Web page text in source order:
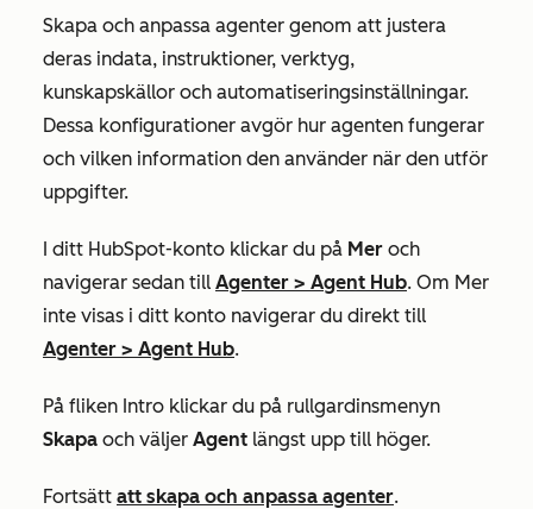
Skapa och anpassa agenter genom att justera
deras indata, instruktioner, verktyg,
kunskapskällor och automatiseringsinställningar.
Dessa konfigurationer avgör hur agenten fungerar
och vilken information den använder när den utför
uppgifter.
I ditt HubSpot-konto klickar du på Mer och
navigerar sedan till Agenter > Agent Hub. Om Mer
inte visas i ditt konto navigerar du direkt till
Agenter > Agent Hub.
På fliken Intro klickar du på rullgardinsmenyn
Skapa och väljer Agent längst upp till höger.
Fortsätt att skapa och anpassa agenter.